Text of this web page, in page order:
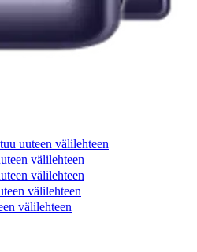
uuteen välilehteen
välilehteen
välilehteen
välilehteen
välilehteen